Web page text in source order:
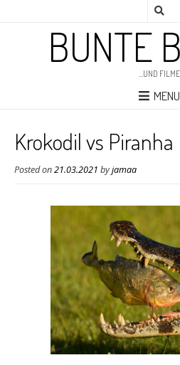
BUNTE
…UND FILME
MENU
Krokodil vs Piranha
Posted on21.03.2021 byjamaa